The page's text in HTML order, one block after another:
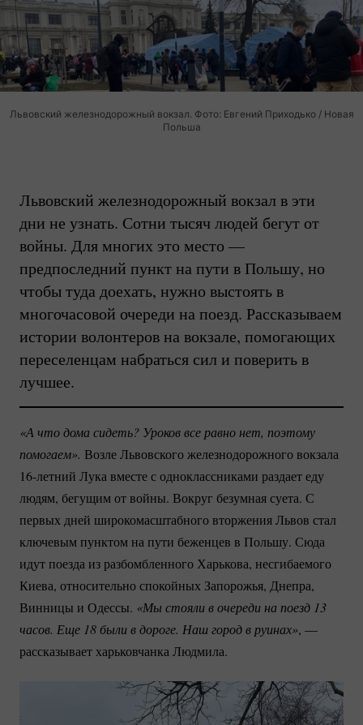
Львовский железнодорожный вокзал. Фото: Евгений Приходько / Новая
Польша
Львовский железнодорожный вокзал в эти
дни не узнать. Сотни тысяч людей бегут от
войны. Для многих это место —
предпоследний пункт на пути в Польшу, но
чтобы туда доехать, нужно выстоять в
многочасовой очереди на поезд. Рассказываем
истории волонтеров на вокзале, помогающих
переселенцам набраться сил и поверить в
лучшее.
«А что дома сидеть? Уроков все равно нет, поэтому
помогаем». Возле Львовского железнодорожного вокзала
16-летний Лука вместе с одноклассниками раздает еду
людям, бегущим от войны. Вокруг безумная суета. С
первых дней широкомасштабного вторжения Львов стал
ключевым пунктом на пути беженцев в Польшу. Сюда
идут поезда из разбомбленного Харькова, несгибаемого
Киева, относительно спокойных Запорожья, Днепра,
Винницы и Одессы. «Мы стояли в очереди на поезд 13
часов. Еще 18 были в дороге. Наш город в руинах», —
рассказывает харьковчанка Людмила.